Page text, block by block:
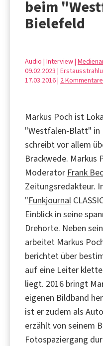
beim
Bielefeld
Audio | Interview |
09.02.2023 |
17.03.2016 | 2 Kommentare
Markus Poch ist
"Westfalen-Blatt" in
schreibt vor allem
Brackwede. Markus
Moderator Frank
Zeitungsredakteur.
"Funkjournal
Einblick in seine
Drehorte. Neben
arbeitet Markus
berichtet über
auf eine Leiter
liegt. 2016 bringt
eigenen Bildband
ist er zudem als
erzählt von seinem
Fotospaziergang